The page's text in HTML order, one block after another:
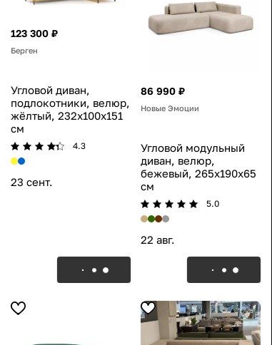
123 300 ₽
Берген
Угловой диван,
подлокотники, велюр,
жёлтый, 232x100x151
см
4.3
23 сент.
86 990 ₽
Новые Эмоции
Угловой модульный
диван, велюр,
бежевый, 265x190x65
см
5.0
22 авг.